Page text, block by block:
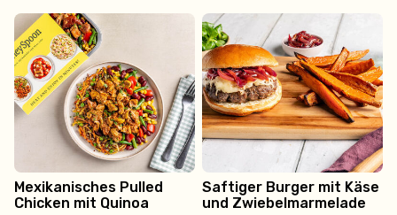
Mexikanisches Pulled
Chicken mit Quinoa
Saftiger Burger mit Käse
und Zwiebelmarmelade